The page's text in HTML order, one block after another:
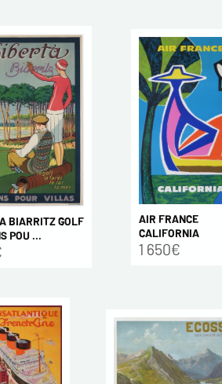
BIARRITZ GOLF
POU ...
AIR FRANCE
CALIFORNIA
1 650€